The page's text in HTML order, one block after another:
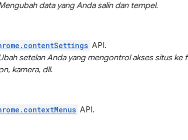
data yang Anda salin dan tempel.
API.
setelan Anda yang mengontrol akses situs
kamera, dll.
API.